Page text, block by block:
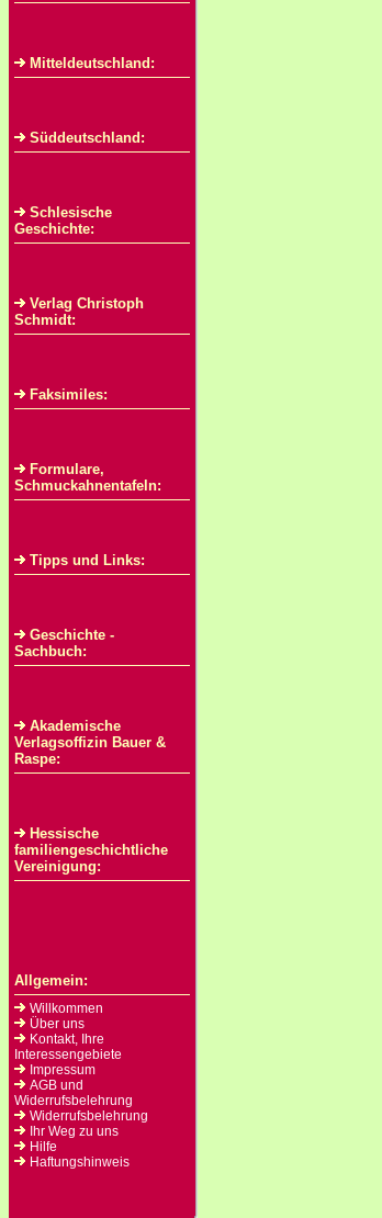
Mitteldeutschland:
Süddeutschland:
Schlesische
Geschichte:
Verlag Christoph
Schmidt:
Faksimiles:
Formulare,
Schmuckahnentafeln:
Tipps und Links:
Geschichte -
Sachbuch:
Akademische
Verlagsoffizin Bauer &
Raspe:
Hessische
familiengeschichtliche
Vereinigung:
Allgemein:
Willkommen
Über uns
Kontakt, Ihre
Interessengebiete
Impressum
AGB und
Widerrufsbelehrung
Widerrufsbelehrung
Ihr Weg zu uns
Hilfe
Haftungshinweis